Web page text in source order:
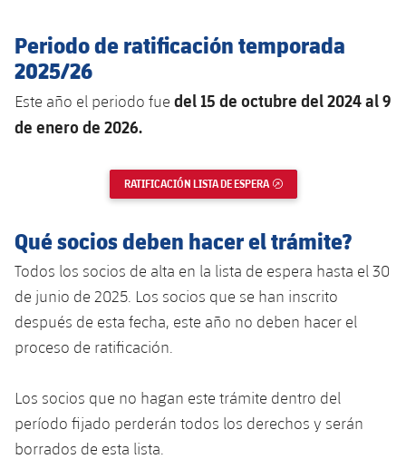
Resultados
Clasificaciones
Voleibol femenino
Apúntate a las amateurs
Carnet de las Secciones Amateurs
PLUSICON
MÁS
League of Legends
VALORANT Rising
VALORANT Game Changers
Periodo de ratificación temporada
2025/26
Este año el periodo fue del 15 de octubre del 2024 al 9
de enero de 2026.
RATIFICACIÓN LISTA DE ESPERA ENLACE EXTERNO
Qué socios deben hacer el trámite?
Todos los socios de alta en la lista de espera hasta el 30
de junio de 2025. Los socios que se han inscrito
después de esta fecha, este año no deben hacer el
proceso de ratificación.
Los socios que no hagan este trámite dentro del
período fijado perderán todos los derechos y serán
borrados de esta lista.